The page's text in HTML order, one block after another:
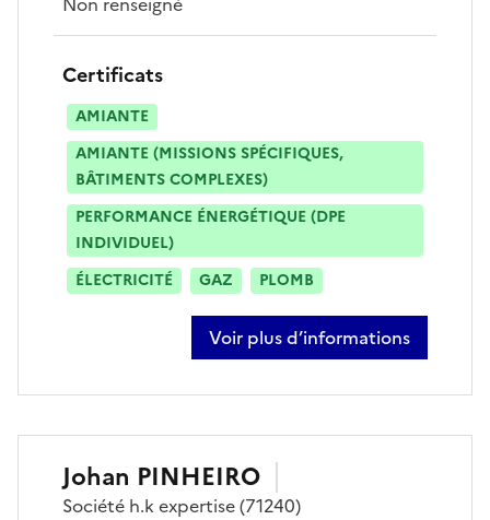
Certificats
AMIANTE
AMIANTE (MISSIONS SPÉCIFIQUES,
BÂTIMENTS COMPLEXES)
PERFORMANCE ÉNERGÉTIQUE (DPE
INDIVIDUEL)
ÉLECTRICITÉ
GAZ PLOMB
Voir plus d’informations
sur cyril laporte
Johan PINHEIRO
Société h.k expertise(71240)